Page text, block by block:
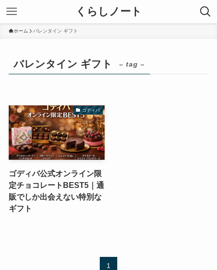
くらしノート
ホーム バレンタイン ギフト
バレンタイン ギフト – tag –
ゴディバ
ゴディバ公式オンライン限
定チョコレートBEST5｜通
販でしか出会えない特別な
ギフト
1